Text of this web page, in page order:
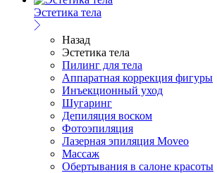
Эстетика тела
Назад
Эстетика тела
Пилинг для тела
Аппаратная коррекция фигуры
Инъекционный уход
Шугаринг
Депиляция воском
Фотоэпиляция
Лазерная эпиляция Moveo
Массаж
Обертывания в салоне красоты